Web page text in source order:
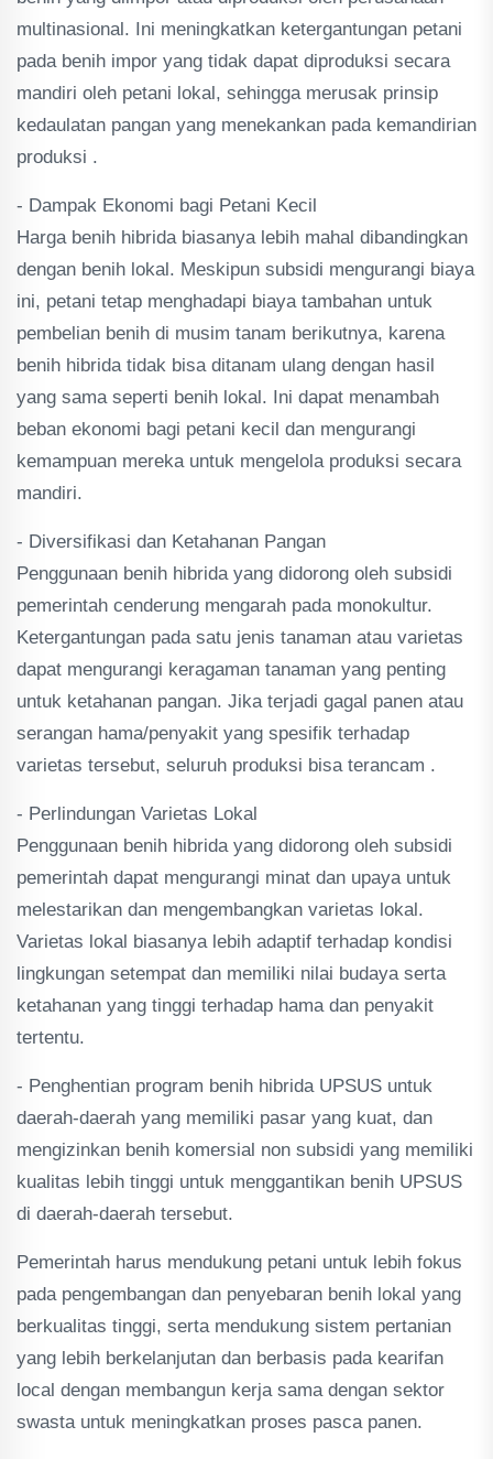
multinasional. Ini meningkatkan ketergantungan petani
pada benih impor yang tidak dapat diproduksi secara
mandiri oleh petani lokal, sehingga merusak prinsip
kedaulatan pangan yang menekankan pada kemandirian
produksi .
- Dampak Ekonomi bagi Petani Kecil
Harga benih hibrida biasanya lebih mahal dibandingkan
dengan benih lokal. Meskipun subsidi mengurangi biaya
ini, petani tetap menghadapi biaya tambahan untuk
pembelian benih di musim tanam berikutnya, karena
benih hibrida tidak bisa ditanam ulang dengan hasil
yang sama seperti benih lokal. Ini dapat menambah
beban ekonomi bagi petani kecil dan mengurangi
kemampuan mereka untuk mengelola produksi secara
mandiri.
- Diversifikasi dan Ketahanan Pangan
Penggunaan benih hibrida yang didorong oleh subsidi
pemerintah cenderung mengarah pada monokultur.
Ketergantungan pada satu jenis tanaman atau varietas
dapat mengurangi keragaman tanaman yang penting
untuk ketahanan pangan. Jika terjadi gagal panen atau
serangan hama/penyakit yang spesifik terhadap
varietas tersebut, seluruh produksi bisa terancam .
- Perlindungan Varietas Lokal
Penggunaan benih hibrida yang didorong oleh subsidi
pemerintah dapat mengurangi minat dan upaya untuk
melestarikan dan mengembangkan varietas lokal.
Varietas lokal biasanya lebih adaptif terhadap kondisi
lingkungan setempat dan memiliki nilai budaya serta
ketahanan yang tinggi terhadap hama dan penyakit
tertentu.
- Penghentian program benih hibrida UPSUS untuk
daerah-daerah yang memiliki pasar yang kuat, dan
mengizinkan benih komersial non subsidi yang memiliki
kualitas lebih tinggi untuk menggantikan benih UPSUS
di daerah-daerah tersebut.
Pemerintah harus mendukung petani untuk lebih fokus
pada pengembangan dan penyebaran benih lokal yang
berkualitas tinggi, serta mendukung sistem pertanian
yang lebih berkelanjutan dan berbasis pada kearifan
local dengan membangun kerja sama dengan sektor
swasta untuk meningkatkan proses pasca panen.